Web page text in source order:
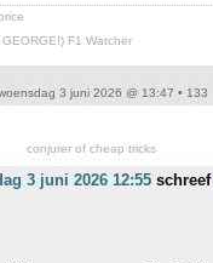
F1 Watcher
3 juni 2026 @ 13:47 • 133
conjurer of cheap tricks
3 juni 2026 12:55 schreef